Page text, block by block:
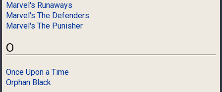
Marvel's Runaways
Marvel's The Defenders
Marvel's The Punisher
O
Once Upon a Time
Orphan Black